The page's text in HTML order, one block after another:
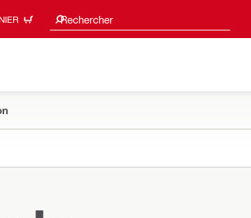
Rechercher
Suggestions de recherche